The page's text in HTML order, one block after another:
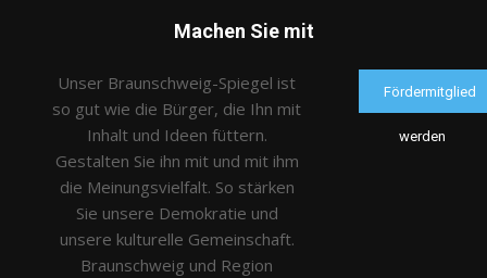
Machen Sie mit
Unser Braunschweig-Spiegel ist
so gut wie die Bürger, die Ihn mit
Inhalt und Ideen füttern.
Gestalten Sie ihn mit und mit ihm
die Meinungsvielfalt. So stärken
Sie unsere Demokratie und
unsere kulturelle Gemeinschaft.
Braunschweig und Region
Fördermitglied
werden